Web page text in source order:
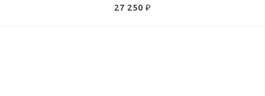
27 250 ₽